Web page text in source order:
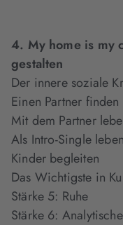
4. My home is my
gestalten
Der innere soziale
Einen Partner finden
Mit dem Partner
Als Intro-Single leben
Kinder begleiten
Das Wichtigste in
Stärke 5: Ruhe
Stärke 6: